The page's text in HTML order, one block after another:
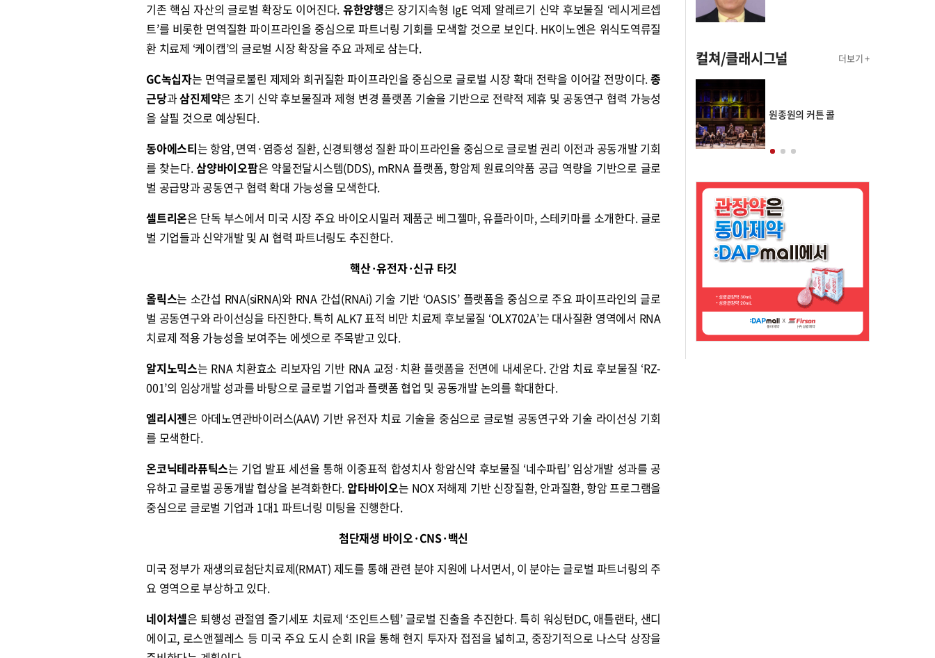
기존 핵심 자산의 글로벌 확장도 이어진다. 유한양행은 장기지속형 IgE 억제 알레르기 신약 후보물질 ‘레시게르셉
트’를 비롯한 면역질환 파이프라인을 중심으로 파트너링 기회를 모색할 것으로 보인다. HK이노엔은 위식도역류질
환 치료제 ‘케이캡’의 글로벌 시장 확장을 주요 과제로 삼는다.
GC녹십자는 면역글로불린 제제와 희귀질환 파이프라인을 중심으로 글로벌 시장 확대 전략을 이어갈 전망이다.종
근당과삼진제약은 초기 신약 후보물질과 제형 변경 플랫폼 기술을 기반으로 전략적 제휴 및 공동연구 협력 가능성
을 살필 것으로 예상된다.
동아에스티는 항암, 면역·염증성 질환, 신경퇴행성 질환 파이프라인을 중심으로 글로벌 권리 이전과 공동개발 기회
를 찾는다.삼양바이오팜은 약물전달시스템(DDS), mRNA 플랫폼, 항암제 원료의약품 공급 역량을 기반으로 글로
벌 공급망과 공동연구 협력 확대 가능성을 모색한다.
셀트리온은 단독 부스에서 미국 시장 주요 바이오시밀러 제품군 베그젤마, 유플라이마, 스테키마를 소개한다. 글로
벌 기업들과 신약개발 및 AI 협력 파트너링도 추진한다.
핵산·유전자·신규 타깃
올릭스는 소간섭 RNA(siRNA)와 RNA 간섭(RNAi) 기술 기반 ‘OASIS’ 플랫폼을 중심으로 주요 파이프라인의 글로
벌 공동연구와 라이선싱을 타진한다. 특히 ALK7 표적 비만 치료제 후보물질 ‘OLX702A’는 대사질환 영역에서 RNA
치료제 적용 가능성을 보여주는 에셋으로 주목받고 있다.
알지노믹스는 RNA 치환효소 리보자임 기반 RNA 교정·치환 플랫폼을 전면에 내세운다. 간암 치료 후보물질 ‘RZ-
001’의 임상개발 성과를 바탕으로 글로벌 기업과 플랫폼 협업 및 공동개발 논의를 확대한다.
엘리시젠은 아데노연관바이러스(AAV) 기반 유전자 치료 기술을 중심으로 글로벌 공동연구와 기술 라이선싱 기회
를 모색한다.
온코닉테라퓨틱스는 기업 발표 세션을 통해 이중표적 합성치사 항암신약 후보물질 ‘네수파립’ 임상개발 성과를 공
유하고 글로벌 공동개발 협상을 본격화한다.압타바이오는 NOX 저해제 기반 신장질환, 안과질환, 항암 프로그램을
중심으로 글로벌 기업과 1대1 파트너링 미팅을 진행한다.
첨단재생 바이오·CNS·백신
미국 정부가 재생의료첨단치료제(RMAT) 제도를 통해 관련 분야 지원에 나서면서, 이 분야는 글로벌 파트너링의 주
요 영역으로 부상하고 있다.
네이처셀은 퇴행성 관절염 줄기세포 치료제 ‘조인트스템’ 글로벌 진출을 추진한다. 특히 워싱턴DC, 애틀랜타, 샌디
에이고, 로스앤젤레스 등 미국 주요 도시 순회 IR을 통해 현지 투자자 접점을 넓히고, 중장기적으로 나스닥 상장을
컬쳐/클래시그널 더보기 +
원종원의 커튼 콜 원종원의 커튼 콜